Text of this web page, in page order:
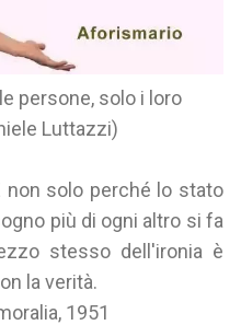
persone, solo i loro
Luttazzi)
non solo perché lo stato
più di ogni altro si fa
stesso dell'ironia è
la verità.
1951